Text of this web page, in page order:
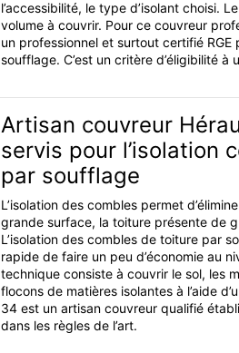
l’accessibilité, le type d’isolant choisi.
volume à couvrir. Pour ce couvreur
un professionnel et surtout certifié RGE
soufflage. C’est un critère d’éligibilité à
Artisan couvreur
servis pour l’isolation
par soufflage
L’isolation des combles permet
grande surface, la toiture présente de
L’isolation des combles de toiture par
rapide de faire un peu d’économie au
technique consiste à couvrir le sol, les
flocons de matières isolantes à l’aide
34 est un artisan couvreur qualifié
dans les règles de l’art.